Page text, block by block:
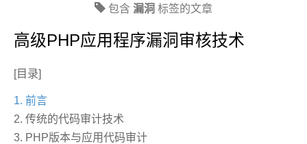
包含 漏洞 标签的文章
高级PHP应用程序漏洞审核技术
[目录]
1. 前言
2. 传统的代码审计技术
3. PHP版本与应用代码审计